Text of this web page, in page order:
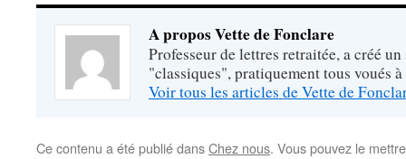
A propos Vette de Fonclare
Professeur de lettres retraitée, a créé
"classiques", pratiquement tous voués
Voir tous les articles de Vette de
Ce contenu a été publié dansChez nous. Vous pouvez le